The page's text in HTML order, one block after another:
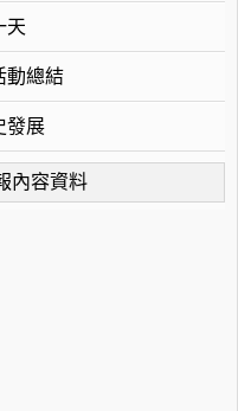
天
動總結
發展
內容資料